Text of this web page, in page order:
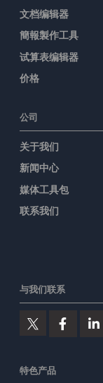
文档编辑器
簡報製作工具
试算表编辑器
价格
公司
关于我们
新闻中心
媒体工具包
联系我们
与我们联系
特色产品